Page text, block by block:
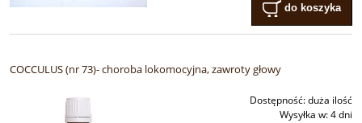
do koszyka
COCCULUS (nr 73)- choroba lokomocyjna, zawroty głowy
Dostępność:duża ilość
Wysyłka w:4 dni